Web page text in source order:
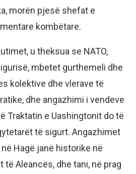
morën pjesë shefat e
kombëtare.
u theksua se NATO,
mbetet gurthemeli dhe
kolektive dhe vlerave të
dhe angazhimi i vendeve
Traktatin e Uashingtonit do të
të sigurt. Angazhimet
Hagë janë historike në
Aleancës, dhe tani, në prag